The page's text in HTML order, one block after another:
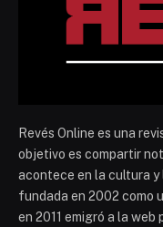
Revés Online es una
objetivo es compartir
acontece en la cultura y
fundada en 2002 como
en 2011 emigró a la